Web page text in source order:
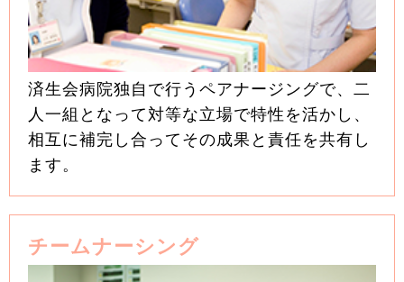
済生会病院独自で行うペアナージングで、二
人一組となって対等な立場で特性を活かし、
相互に補完し合ってその成果と責任を共有し
ます。
チームナーシング